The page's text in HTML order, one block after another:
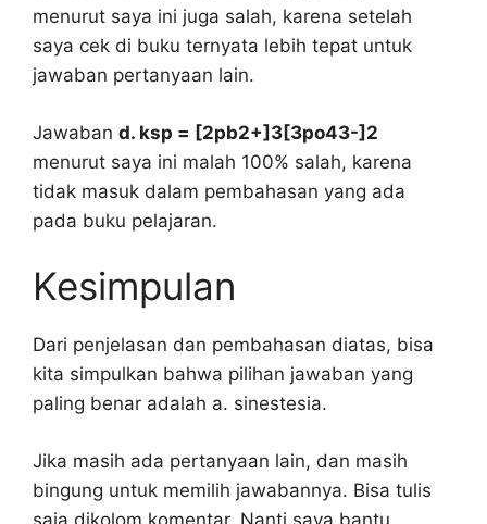
menurut saya ini juga salah, karena setelah
saya cek di buku ternyata lebih tepat untuk
jawaban pertanyaan lain.
Jawaban d. ksp = [2pb2+]3[3po43-]2
menurut saya ini malah 100% salah, karena
tidak masuk dalam pembahasan yang ada
pada buku pelajaran.
Kesimpulan
Dari penjelasan dan pembahasan diatas, bisa
kita simpulkan bahwa pilihan jawaban yang
paling benar adalah a. sinestesia.
Jika masih ada pertanyaan lain, dan masih
bingung untuk memilih jawabannya. Bisa tulis
saja dikolom komentar. Nanti saya bantu